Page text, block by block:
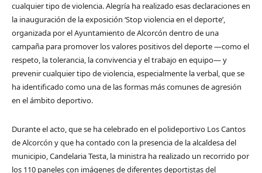
cualquier tipo de violencia. Alegría ha realizado esas declaraciones en
la inauguración de la exposición ‘Stop violencia en el deporte’,
organizada por el Ayuntamiento de Alcorcón dentro de una
campaña para promover los valores positivos del deporte —como el
respeto, la tolerancia, la convivencia y el trabajo en equipo— y
prevenir cualquier tipo de violencia, especialmente la verbal, que se
ha identificado como una de las formas más comunes de agresión
en el ámbito deportivo.
Durante el acto, que se ha celebrado en el polideportivo Los Cantos
de Alcorcón y que ha contado con la presencia de la alcaldesa del
municipio, Candelaria Testa, la ministra ha realizado un recorrido por
los 110 paneles con imágenes de diferentes deportistas del